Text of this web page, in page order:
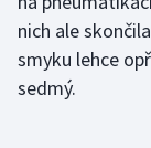
Lezení
nich ale
smyku lehce
sedmý.